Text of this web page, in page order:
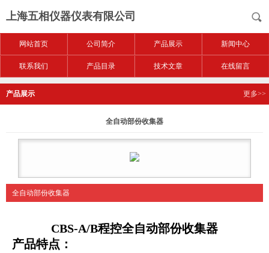
上海五相仪器仪表有限公司
网站首页 公司简介 产品展示 新闻中心
联系我们 产品目录 技术文章 在线留言
产品展示 更多>>
全自动部份收集器
全自动部份收集器
CBS-A/B程控全自动部份收集器
产品特点：